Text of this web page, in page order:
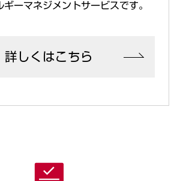
ーマネジメントサービスです。
詳しくはこちら